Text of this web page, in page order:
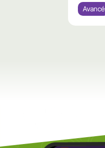
Avancé